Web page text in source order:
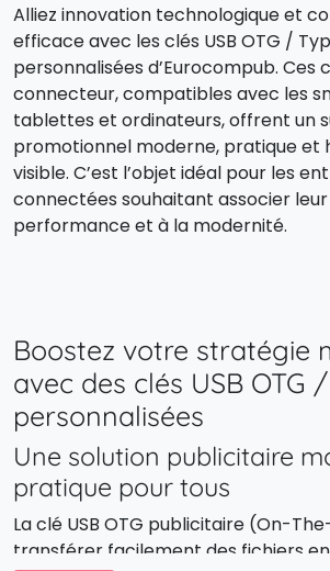
Alliez innovation technologique et
efficace avec les clés USB OTG /
personnalisées d’Eurocompub. Ces
connecteur, compatibles avec les
tablettes et ordinateurs, offrent un
promotionnel moderne, pratique et
visible. C’est l’objet idéal pour les
connectées souhaitant associer
performance et à la modernité.
Boostez votre stratégie
avec des clés USB OTG
personnalisées
Une solution publicitaire
pratique pour tous
La clé USB OTG publicitaire (On-
transférer facilement des fichiers